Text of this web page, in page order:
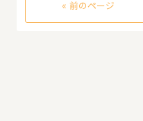
« 前のページ